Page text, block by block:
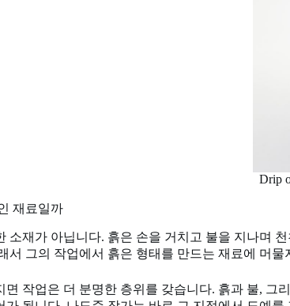
Drip
재료일까
소재가 아닙니다. 흙은 손을 거치고 불을 지나며
서 그의 작업에서 흙은 형태를 만드는 재료에 머
면 작업은 더 분명한 층위를 갖습니다. 흙과 불,